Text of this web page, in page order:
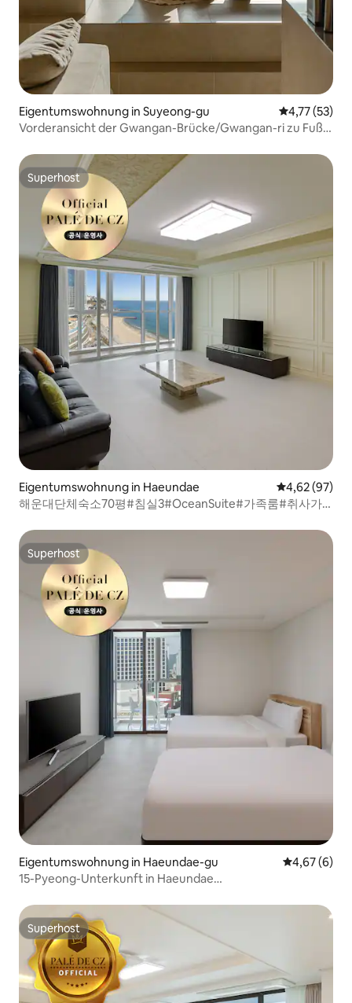
Eigentumswohnung in Suyeong-gu
4,77 (53)
Vorderansicht der Gwangan-Brücke/Gwangan-ri zu Fuß
Superhost
Superhost
Eigentumswohnung in Haeundae
4,62 (97)
해운대단체숙소70평#침실3#OceanSuite#가족룸#취사가
Superhost
Superhost
Eigentumswohnung in Haeundae-gu
4,67 (6)
15-Pyeong-Unterkunft in Haeundae
Haeundae#Hauptstraße#Studio-Typ#Stadtblick#JNS
Superhost
Superhost